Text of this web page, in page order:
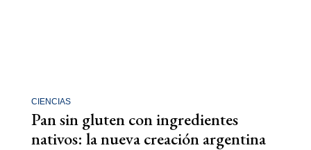
CIENCIAS
Pan sin gluten con ingredientes
nativos: la nueva creación argentina